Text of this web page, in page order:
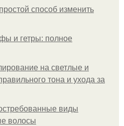
способ изменить
и гетры: полное
на светлые и
тона и ухода за
виды
волосы